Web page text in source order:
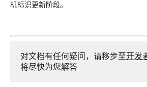
机标识更新阶段。
对文档有任何疑问，请移步至开发
将尽快为您解答